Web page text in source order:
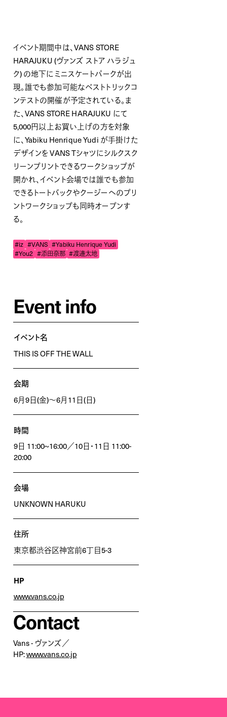
イベント期間中は、VANS STORE
HARAJUKU (ヴァンズ ストア ハラジュ
ク) の地下にミニスケートパークが出
現。誰でも参加可能なベストトリックコ
ンテストの開催が予定されている。ま
た、VANS STORE HARAJUKU にて
5,000円以上お買い上げの方を対象
に、Yabiku Henrique Yudi が⼿掛けた
デザインを VANS Tシャツにシルクスク
リーンプリントできるワークショップが
開かれ、イベント会場では誰でも参加
できるトートバックやクージーへのプリ
ントワークショップも同時オープンす
る。
#iz #VANS #Yabiku Henrique Yudi
#You2 #添⽥奈那 #渡邉太地
Event info
イベント名
THIS IS OFF THE WALL
会期
6月9日(金)〜6月11日(日)
時間
9日 11:00~16:00／10日・11日 11:00-
20:00
会場
UNKNOWN HARUKU
住所
東京都渋⾕区神宮前6丁⽬5-3
HP
www.vans.co.jp
Contact
Vans - ヴァンズ／
HP:www.vans.co.jp